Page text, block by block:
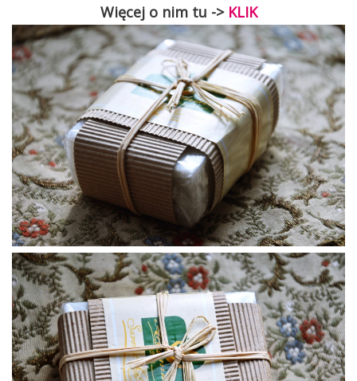
Więcej o nim tu -> KLIK